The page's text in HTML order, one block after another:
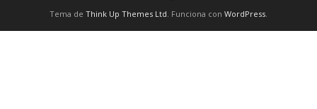
Tema de Think Up Themes Ltd . Funciona con WordPress